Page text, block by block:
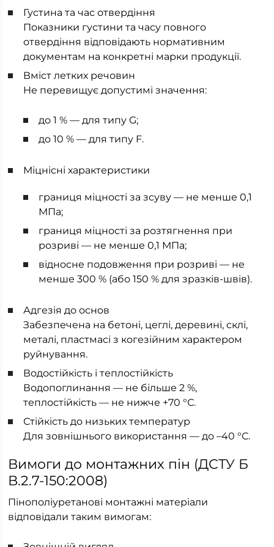
Густина та час отвердіння
Показники густини та часу повного
отвердіння відповідають нормативним
документам на конкретні марки продукції.
Вміст летких речовин
Не перевищує допустимі значення:
до 1 % — для типу G;
до 10 % — для типу F.
Міцнісні характеристики
границя міцності за зсуву — не менше 0,1
МПа;
границя міцності за розтягнення при
розриві — не менше 0,1 МПа;
відносне подовження при розриві — не
менше 300 % (або 150 % для зразків-швів).
Адгезія до основ
Забезпечена на бетоні, цеглі, деревині, склі,
металі, пластмасі з когезійним характером
руйнування.
Водостійкість і теплостійкість
Водопоглинання — не більше 2 %,
теплостійкість — не нижче +70 °С.
Стійкість до низьких температур
Для зовнішнього використання — до –40 °С.
Вимоги до монтажних пін (ДСТУ Б
В.2.7-150:2008)
Пінополіуретанові монтажні матеріали
відповідали таким вимогам: